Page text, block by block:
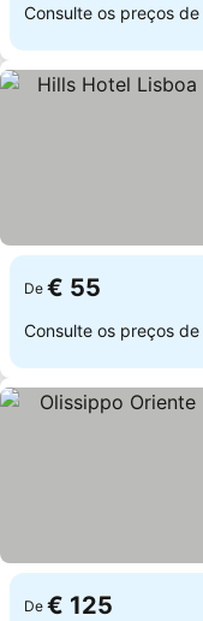
Consulte os preços de
De € 55
Consulte os preços de
De € 125